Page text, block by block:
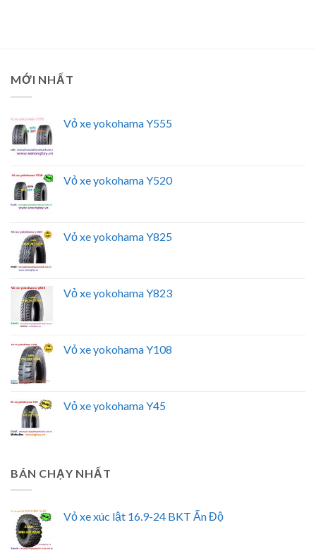
MỚI NHẤT
Vỏ xe yokohama Y555
Vỏ xe yokohama Y520
Vỏ xe yokohama Y825
Vỏ xe yokohama Y823
Vỏ xe yokohama Y108
Vỏ xe yokohama Y45
BÁN CHẠY NHẤT
Vỏ xe xúc lật 16.9-24 BKT Ấn Độ